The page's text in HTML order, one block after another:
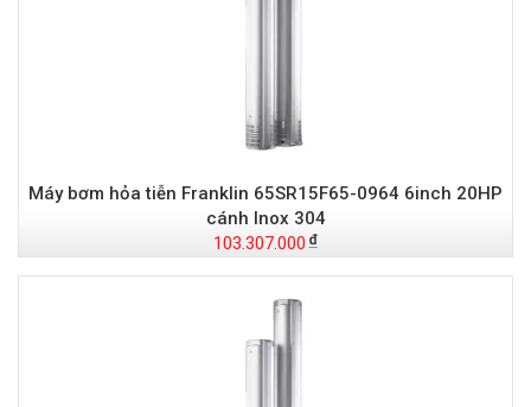
Máy bơm hỏa tiễn Franklin 65SR15F65-0964 6inch 20HP
cánh Inox 304
103.307.000